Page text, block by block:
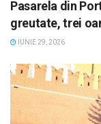
Pasarela din
greutate, trei
IUNIE 29, 2026